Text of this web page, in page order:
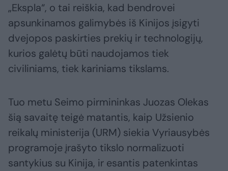
„Ekspla“, o tai reiškia, kad bendrovei
apsunkinamos galimybės iš Kinijos įsigyti
dvejopos paskirties prekių ir technologijų,
kurios galėtų būti naudojamos tiek
civiliniams, tiek kariniams tikslams.
Tuo metu Seimo pirmininkas Juozas Olekas
šią savaitę teigė matantis, kaip Užsienio
reikalų ministerija (URM) siekia Vyriausybės
programoje įrašyto tikslo normalizuoti
santykius su Kinija, ir esantis patenkintas